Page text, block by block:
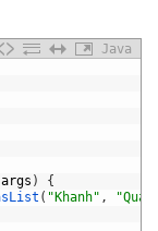
Java
args )
{
( "Khanh" ,